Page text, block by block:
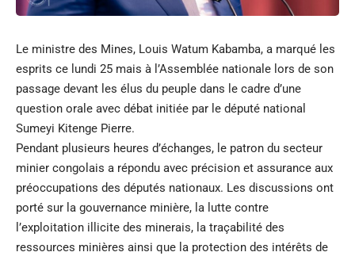
Le ministre des Mines, Louis Watum Kabamba, a marqué les
esprits ce lundi 25 mais à l’Assemblée nationale lors de son
passage devant les élus du peuple dans le cadre d’une
question orale avec débat initiée par le député national
Sumeyi Kitenge Pierre.
Pendant plusieurs heures d’échanges, le patron du secteur
minier congolais a répondu avec précision et assurance aux
préoccupations des députés nationaux. Les discussions ont
porté sur la gouvernance minière, la lutte contre
l’exploitation illicite des minerais, la traçabilité des
ressources minières ainsi que la protection des intérêts de